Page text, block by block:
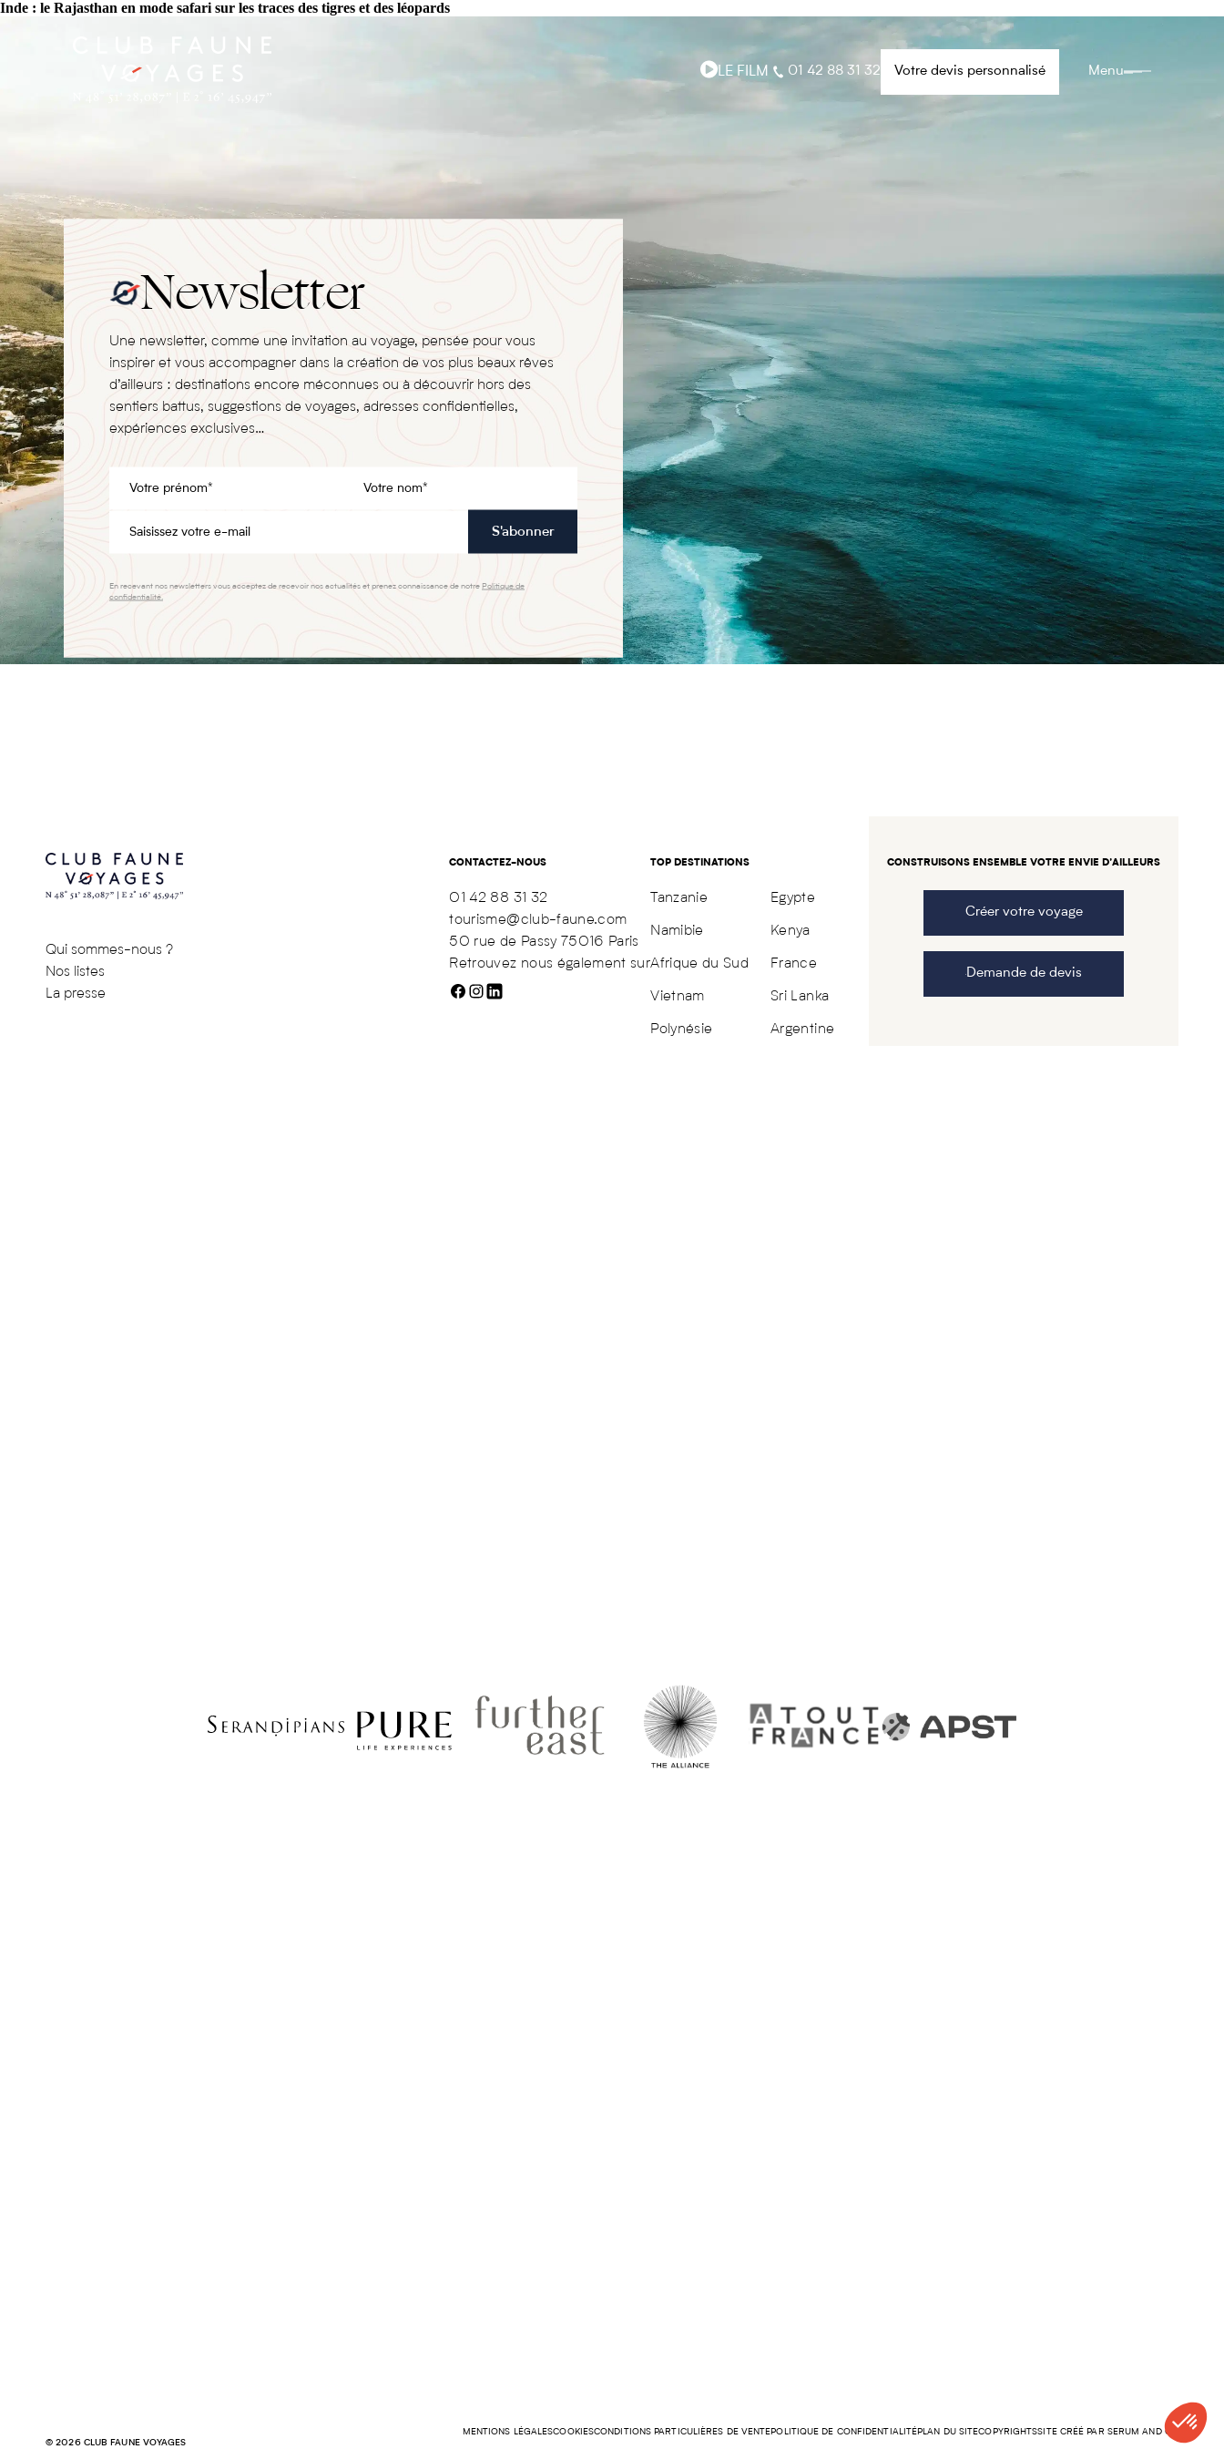
LE FILM 01 42 88 31 32 Votre devis personnalisé Menu
Inde : le Rajasthan en mode safari sur les traces des tigres et des léopards
Newsletter
Une newsletter, comme une invitation au voyage, pensée pour vous
inspirer et vous accompagner dans la création de vos plus beaux rêves
d’ailleurs : destinations encore méconnues ou à découvrir hors des
sentiers battus, suggestions de voyages, adresses confidentielles,
expériences exclusives…
S'abonner
En recevant nos newsletters vous acceptez de recevoir nos actualités et prenez connaissance de notre Politique de
confidentialité.
Qui sommes-nous ?
Nos listes
La presse
CONTACTEZ-NOUS
01 42 88 31 32
tourisme@club-faune.com
50 rue de Passy 75016 Paris
Retrouvez nous également sur
TOP DESTINATIONS
Tanzanie Egypte
Namibie Kenya
Afrique du Sud France
Vietnam Sri Lanka
Polynésie Argentine
CONSTRUISONS ENSEMBLE VOTRE ENVIE D’AILLEURS
Créer votre voyage
Demande de devis
MENTIONS LÉGALESCOOKIESCONDITIONS PARTICULIÈRES DE VENTEPOLITIQUE DE CONFIDENTIALITÉPLAN DU SITECOPYRIGHTSSITE CRÉÉ PAR SERUM AND CO
© 2026 CLUB FAUNE VOYAGES